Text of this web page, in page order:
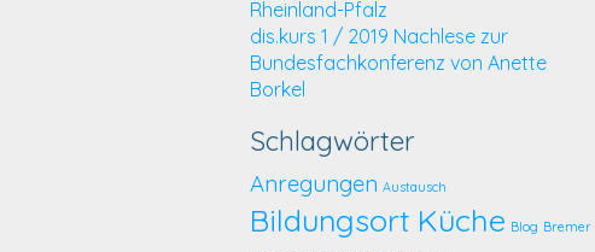
Rheinland-Pfalz
dis.kurs 1 / 2019 Nachlese zur
Bundesfachkonferenz von Anette
Borkel
Schlagwörter
Anregungen Austausch
Bildungsort Küche Blog Bremer